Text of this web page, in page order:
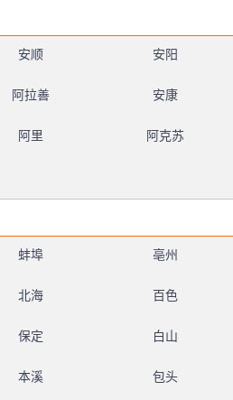
安顺 安阳
阿拉善 安康
阿里 阿克苏
蚌埠 亳州
北海 百色
保定 白山
本溪 包头